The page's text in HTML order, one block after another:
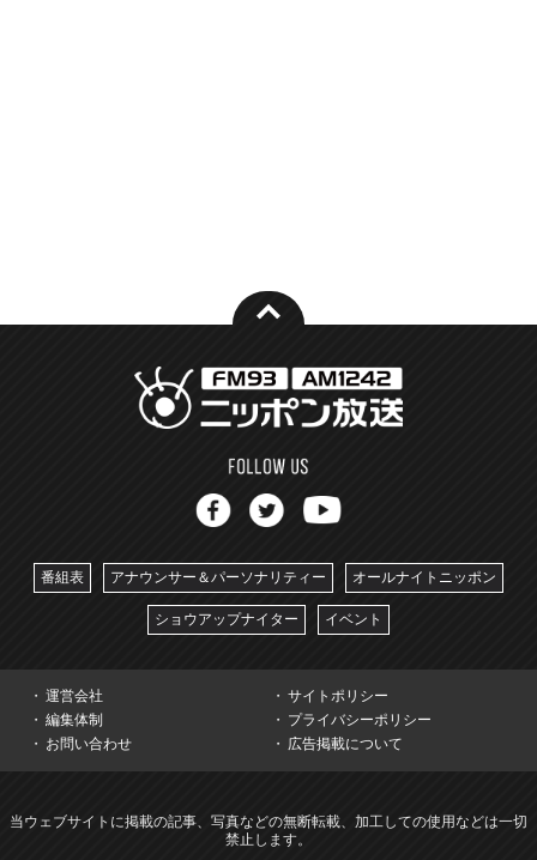
番組表 アナウンサー＆パーソナリティー オールナイトニッポン
ショウアップナイター イベント
運営会社
サイトポリシー
編集体制
プライバシーポリシー
お問い合わせ
広告掲載について
当ウェブサイトに掲載の記事、写真などの無断転載、加工しての使用などは一切
禁止します。